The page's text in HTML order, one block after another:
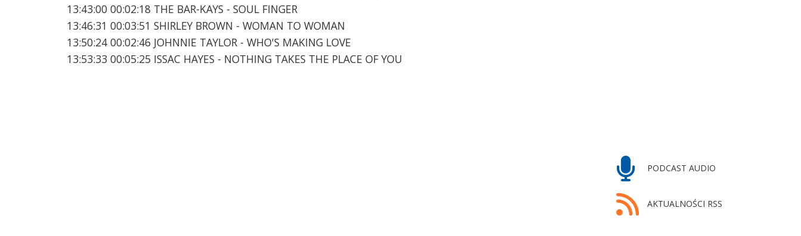
13:43:00 00:02:18 THE BAR-KAYS - SOUL FINGER
13:46:31 00:03:51 SHIRLEY BROWN - WOMAN TO WOMAN
13:50:24 00:02:46 JOHNNIE TAYLOR - WHO'S MAKING LOVE
13:53:33 00:05:25 ISSAC HAYES - NOTHING TAKES THE PLACE OF YOU
PODCAST AUDIO
AKTUALNOŚCI RSS